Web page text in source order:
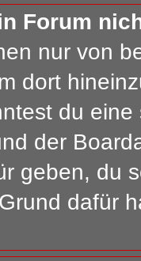
Forum
nur von
dort
du
der
geben, du
dafür